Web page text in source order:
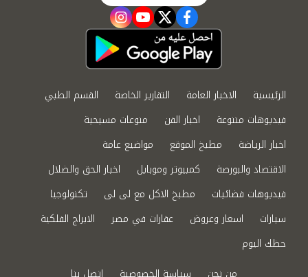
facebook
twitter
youtube
instagram
الرئيسية الاخبار العامة التقارير الخاصة
القسم الطبي
فيديوهات متنوعة
اخبار الفن
منوعات مسيحية
اخبار الرياضة
مطبخ الموقع
مواضيع عامة
الاقتصاد والبورصة
كمبيوتر وموبايل
اخبار الحق والضلال
فيديوهات فضائيات
مطبخ الاكل مع لى لى
تكنولوجيا
سيارات
اسعار وعروض عقارات في مصر
الابراج الفلكية
حظك اليوم